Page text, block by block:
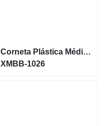
Corneta Plástica Média de Tamanho 29 cm XMBB-1026
XMBB-1026